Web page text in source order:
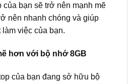
của bạn sẽ trở nên mạnh mẽ
nên nhanh chóng và giúp
việc của bạn.
hơn với bộ nhớ 8GB
của bạn đang sở hữu bộ